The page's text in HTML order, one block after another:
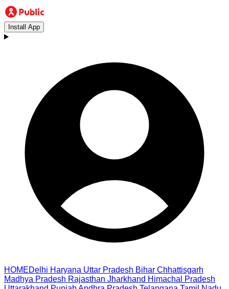
Install App
HOMEDelhi Haryana Uttar Pradesh Bihar Chhattisgarh
Madhya Pradesh Rajasthan Jharkhand Himachal Pradesh